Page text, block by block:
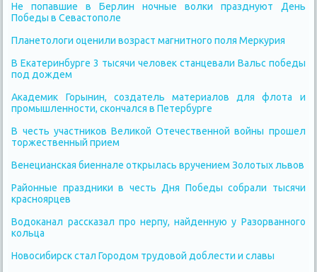
Не попавшие в Берлин ночные волки празднуют День
Победы в Севастополе
Планетологи оценили возраст магнитного поля Меркурия
В Екатеринбурге 3 тысячи человек станцевали Вальс победы
под дождем
Академик Горынин, создатель материалов для флота и
промышленности, скончался в Петербурге
В честь участников Великой Отечественной войны прошел
торжественный прием
Венецианская биеннале открылась вручением Золотых львов
Районные праздники в честь Дня Победы собрали тысячи
красноярцев
Водоканал рассказал про нерпу, найденную у Разорванного
кольца
Новосибирск стал Городом трудовой доблести и славы